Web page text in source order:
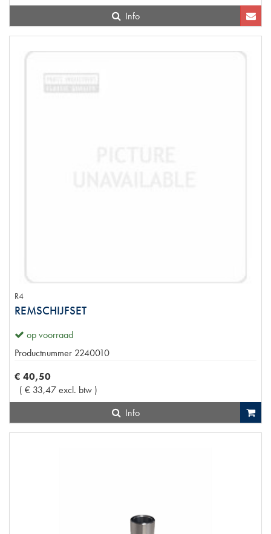
Info
R4
REMSCHIJFSET
op voorraad
Productnummer 2240010
€ 40,50
( € 33,47excl. btw )
Info